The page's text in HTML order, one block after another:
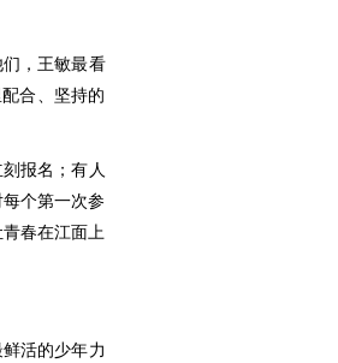
，王敏最看
合、坚持的
报名；有人
个第一次参
春在江面上
活的少年力